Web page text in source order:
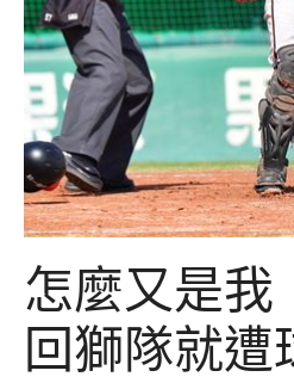
怎麼又是我
回獅隊就